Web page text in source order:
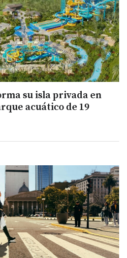
su isla privada en
acuático de 19